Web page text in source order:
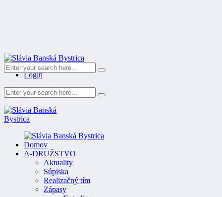
Register
Login
Domov
A-DRUŽSTVO
Aktuality
Súpiska
Realizačný tím
Zápasy